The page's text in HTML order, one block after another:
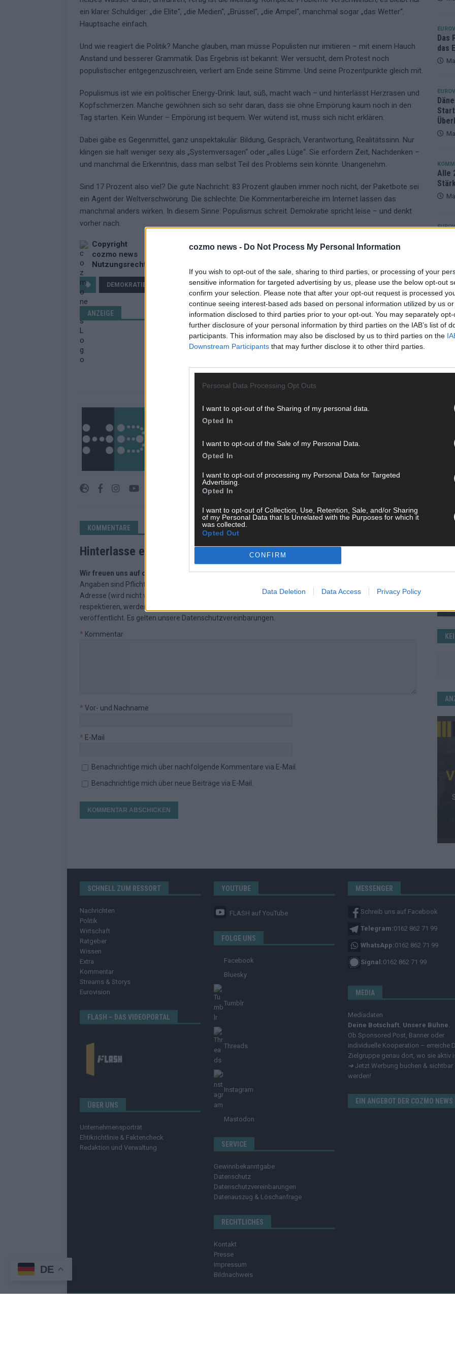
cozmo news - Do Not Process My Personal Information
If you wish to opt-out of the sale, sharing to third parties, or processing of your
sensitive information for targeted advertising by us, please use the below opt-out
confirm your selection. Please note that after your opt-out request is processed
continue seeing interest-based ads based on personal information utilized by us
information disclosed to third parties prior to your opt-out. You may separately
further disclosure of your personal information by third parties on the IAB’s list of
participants. This information may also be disclosed by us to third parties on the
Downstream Participants that may further disclose it to other third parties.
Personal Data Processing Opt Outs
I want to opt-out of the Sharing of my personal data.
Opted In
I want to opt-out of the Sale of my Personal Data.
Opted In
I want to opt-out of processing my Personal Data for Targeted
Advertising.
Opted In
I want to opt-out of Collection, Use, Retention, Sale, and/or Sharing
of my Personal Data that Is Unrelated with the Purposes for which it
was collected.
Opted Out
CONFIRM
Data Deletion Data Access Privacy Policy
[ Mai 2026 ] ESC 2026: Ein Sieger, der klar überzeugt – und eine Debatte, die nicht aufhört
ein klarer Schuldiger: „die Elite“, „die Medien“, „Brüssel“, „die Ampel“, manchmal sogar „das Wetter“.
Hauptsache einfach.
Und wie reagiert die Politik? Manche glauben, man müsse Populisten nur imitieren – mit einem Hauch
Anstand und besserer Grammatik. Das Ergebnis ist bekannt: Wer versucht, dem Protest noch
populistischer entgegenzuschreien, verliert am Ende seine Stimme. Und seine Prozentpunkte gleich mit.
Populismus ist wie ein politischer Energy-Drink: laut, süß, macht wach – und hinterlässt Herzrasen und
Kopfschmerzen. Manche gewöhnen sich so sehr daran, dass sie ohne Empörung kaum noch in den
Tag starten. Kein Wunder – Empörung ist bequem. Wer wütend ist, muss sich nicht erklären.
Dabei gäbe es Gegenmittel, ganz unspektakulär: Bildung, Gespräch, Verantwortung, Realitätssinn. Nur
klingen sie halt weniger sexy als „Systemversagen“ oder „alles Lüge“. Sie erfordern Zeit, Nachdenken –
und manchmal die Erkenntnis, dass man selbst Teil des Problems sein könnte. Unangenehm.
Sind 17 Prozent also viel? Die gute Nachricht: 83 Prozent glauben immer noch nicht, der Paketbote sei
ein Agent der Weltverschwörung. Die schlechte: Die Kommentarbereiche im Internet lassen das
manchmal anders wirken. In diesem Sinne: Populismus schreit. Demokratie spricht leise – und denkt
vorher nach.
Copyright
cozmo news
Nutzungsrechte erwerben?
DEMOKRATIE GESELLSCHAFT MEINUNGSKLIMA POPULISMUS
ANZEIGE
Über Redaktion | Hamburger Blatt 551 Artikel
Geschehen in der Region, in Deutschland und der Welt. Wir verbinden klassisches
journalistisches Handwerk mit modernen Erzählformen – klar, zuverlässig und nah
an den Menschen.
KOMMENTARE
Hinterlasse einen Kommentar
Wir freuen uns auf deinen Beitrag!Diskutiere mit und teile deine Perspektive. Mit * gekennzeichnete
Angaben sind Pflichtfelder. Bitte nutze deinen Klarnamen (Vor- und Nachname) und eine gültige E-Mail-
Adresse (wird nicht veröffentlicht). Wir prüfen jeden Kommentar kurz. Beiträge, die unsere
Netiquette
respektieren, werden freigeschaltet; Hassrede, Beleidigungen, Hetze, Spam oder Werbung werden nicht
veröffentlicht. Es gelten unsere Datenschutzvereinbarungen.
* Kommentar
* Vor- und Nachname
* E-Mail
Benachrichtige mich über nachfolgende Kommentare via E-Mail.
Benachrichtige mich über neue Beiträge via E-Mail.
Das
das
Alle
SCHNELL ZUM RESSORT
Nachrichten
Politik
Wirtschaft
Ratgeber
Wissen
Extra
Kommentar
Streams & Storys
Eurovision
FLASH – DAS VIDEOPORTAL
ÜBER UNS
Unternehmensporträt
Ehtikrichtlinie & Faktencheck
Redaktion und Verwaltung
YOUTUBE
FLASH auf YouTube
FOLGE UNS
Facebook
Bluesky
Tumblr
Threads
Instagram
Mastodon
SERVICE
Gewinnbekanntgabe
Datenschutz
Datenschutzvereinbarungen
Datenauszug & Löschanfrage
RECHTLICHES
Kontakt
Presse
Impressum
Bildnachweis
MESSENGER
Schreib uns auf Facebook
Telegram:0162 862 71 99
WhatsApp:0162 862 71 99
Signal:0162 862 71 99
MEDIA
Mediadaten
Deine Botschaft. Unsere Bühne.
Ob Sponsored Post, Banner oder
individuelle Kooperation – erreiche
Zielgruppe genau dort, wo sie aktiv
➔ Jetzt Werbung buchen & sichtbar
werden!
EIN ANGEBOT DER COZMO NEWS
DE